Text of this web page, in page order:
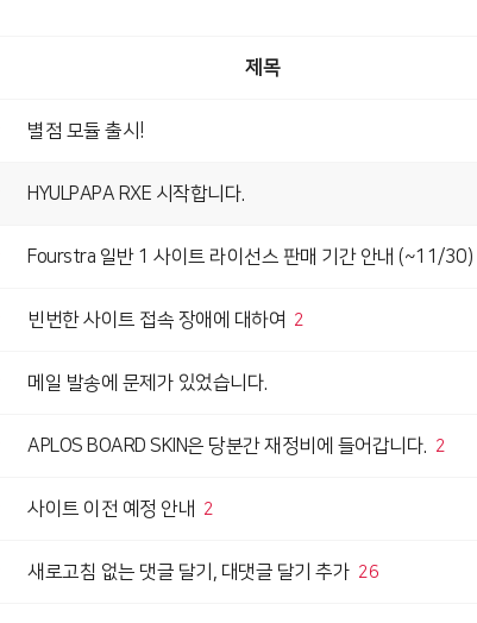
제목
별점 모듈 출시!
HYULPAPA RXE 시작합니다.
Fourstra 일반 1 사이트 라이선스 판매 기간 안내 (~11/30)
빈번한 사이트 접속 장애에 대하여 2
메일 발송에 문제가 있었습니다.
APLOS BOARD SKIN은 당분간 재정비에 들어갑니다. 2
사이트 이전 예정 안내 2
새로고침 없는 댓글 달기, 대댓글 달기 추가 26